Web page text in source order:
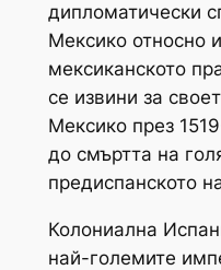
дипломатически
Мексико относно
мексиканското
се извини за
Мексико през
до смъртта на
предиспанското
Колониална
най-големите